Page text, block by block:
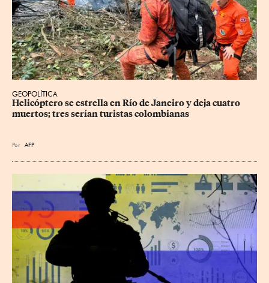
GEOPOLÍTICA
Helicóptero se estrella en Río de Janeiro y deja cuatro
muertos; tres serían turistas colombianas
Por AFP